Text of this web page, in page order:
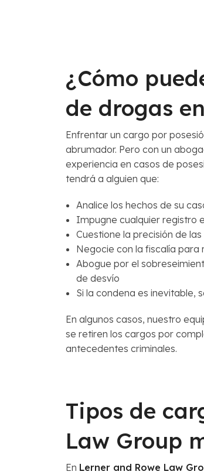
¿Cómo
de drogas
Enfrentar un cargo por
abrumador. Pero con un
experiencia en casos de
tendrá a alguien que:
Analice los hechos de su
Impugne cualquier registro
Cuestione la precisión de
Negocie con la fiscalía para
Abogue por el
de desvío
Si la condena es inevitable,
En algunos casos, nuestro
se retiren los cargos por
antecedentes criminales.
Tipos de
Law Group
En Lerner and Rowe Law